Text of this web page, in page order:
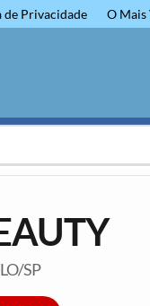
de Privacidade O Mais
SP